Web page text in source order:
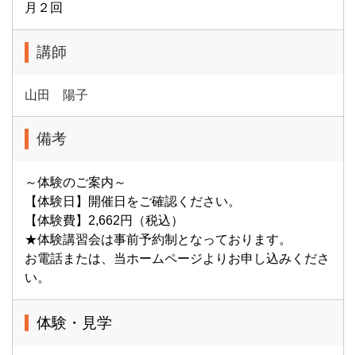
月２回
講師
山田 陽子
備考
～体験のご案内～
【体験日】開催日をご確認ください。
【体験費】2,662円（税込）
★体験講習会は事前予約制となっております。
お電話または、当ホームページよりお申し込みくださ
い。
体験・見学